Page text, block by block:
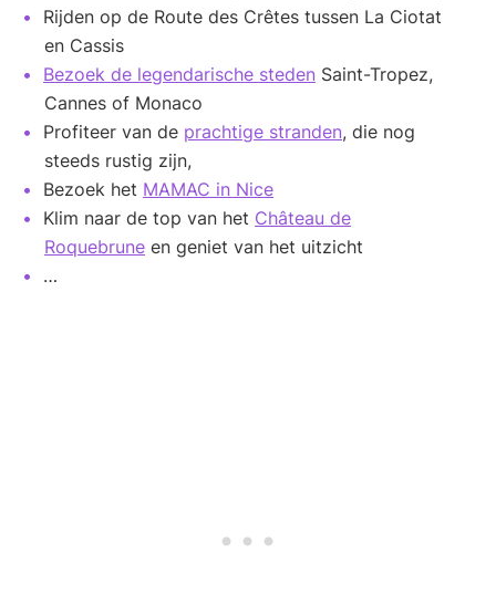
Rijden op de Route des Crêtes tussen La Ciotat
en Cassis
Bezoek de legendarische steden Saint-Tropez,
Cannes of Monaco
Profiteer van de prachtige stranden, die nog
steeds rustig zijn,
Bezoek het MAMAC in Nice
Klim naar de top van het Château de
Roquebrune en geniet van het uitzicht
…